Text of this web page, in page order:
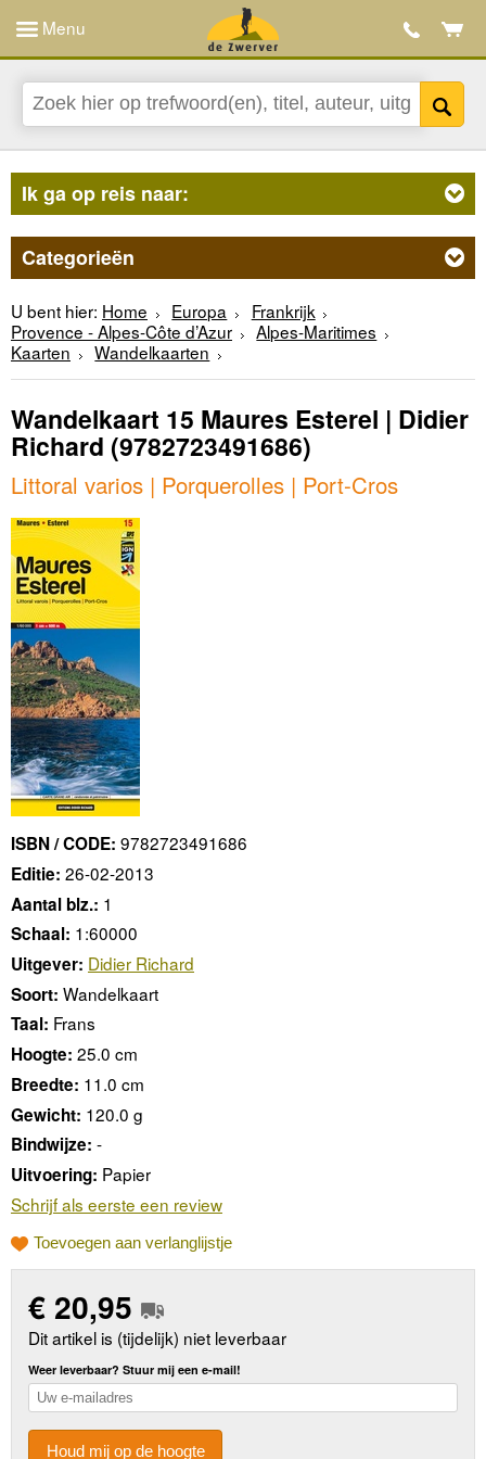
Menu
Ik ga op reis naar:
Categorieën
U bent hier: Home Europa
Frankrijk
Provence - Alpes-Côte d’Azur
Alpes-Maritimes
Kaarten
Wandelkaarten
Wandelkaart 15 Maures Esterel | Didier
Richard (9782723491686)
Littoral varios | Porquerolles | Port-Cros
ISBN / CODE: 9782723491686
Editie: 26-02-2013
Aantal blz.: 1
Schaal: 1:60000
Uitgever: Didier Richard
Soort: Wandelkaart
Taal: Frans
Hoogte: 25.0 cm
Breedte: 11.0 cm
Gewicht: 120.0 g
Bindwijze: -
Uitvoering: Papier
Schrijf als eerste een review
Toevoegen aan verlanglijstje
€ 20,95
Dit artikel is (tijdelijk) niet leverbaar
Weer leverbaar? Stuur mij een e-mail!
Houd mij op de hoogte